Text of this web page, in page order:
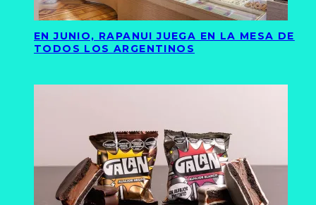
EN JUNIO, RAPANUI JUEGA EN LA MESA DE
TODOS LOS ARGENTINOS